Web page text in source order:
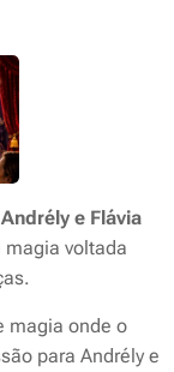
e Flávia
voltada
magia onde o
para Andrély e